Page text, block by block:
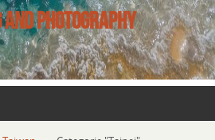
PHOTOGRAPHY